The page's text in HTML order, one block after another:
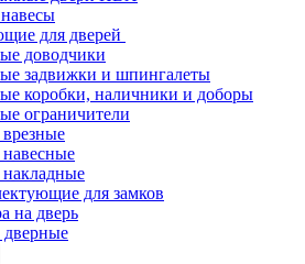
для дверей
доводчики
задвижки и шпингалеты
коробки, наличники и доборы
ограничители
для замков
на дверь